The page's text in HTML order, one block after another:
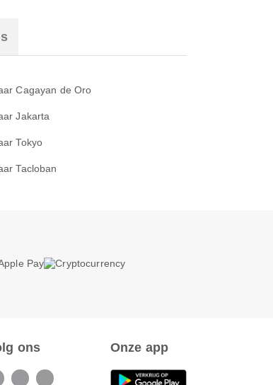
Cagayan de Oro
Jakarta
Tokyo
Tacloban
ons Onze app